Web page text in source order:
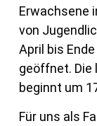
Erwachsene
von
April bis
geöffnet. Die
beginnt um
Für uns als